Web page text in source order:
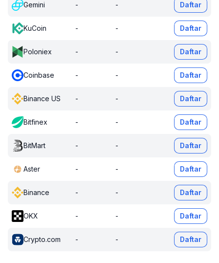
Gemini - - Daftar
KuCoin - - Daftar
Poloniex - - Daftar
Coinbase - - Daftar
Binance US - - Daftar
Bitfinex - - Daftar
BitMart - - Daftar
Aster - - Daftar
Binance - - Daftar
OKX - - Daftar
Crypto.com - - Daftar